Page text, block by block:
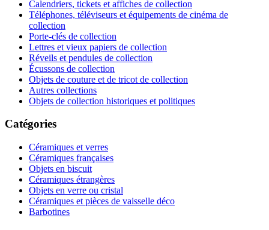
Calendriers, tickets et affiches de collection
Téléphones, téléviseurs et équipements de cinéma de
collection
Porte-clés de collection
Lettres et vieux papiers de collection
Réveils et pendules de collection
Écussons de collection
Objets de couture et de tricot de collection
Autres collections
Objets de collection historiques et politiques
Catégories
Céramiques et verres
Céramiques françaises
Objets en biscuit
Céramiques étrangères
Objets en verre ou cristal
Céramiques et pièces de vaisselle déco
Barbotines